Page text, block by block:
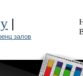
|
залов